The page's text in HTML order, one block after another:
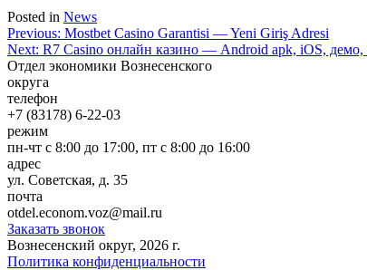
Posted in News
Навигация
по
записям
Previous: Mostbet Casino Garantisi — Yeni Giriş Adresi
Next: R7 Casino онлайн казино — Android apk, iOS,
Отдел экономики Вознесенского
округа
телефон
+7 (83178) 6-22-03
режим
пн-чт с 8:00 до 17:00, пт с 8:00 до 16:00
адрес
ул. Советская, д. 35
почта
otdel.eсonom.voz@mail.ru
Заказать звонок
Вознесенский округ, 2026 г.
Политика конфиденциальности